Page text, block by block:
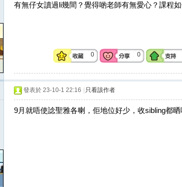
有無仔女讀過li幾間？覺得啲老師有無愛心？課程如
0 0
發表於 23-10-1 22:16 只看該作者
9月就唔使諗聖雅各喇，佢地位好少，收sibling都晒